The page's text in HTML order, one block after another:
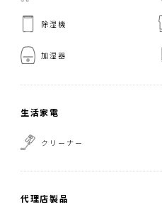
除湿機
加湿器
生活家電
クリーナー
代理店製品